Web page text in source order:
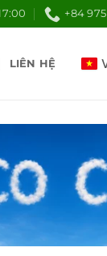
+84
LIÊN HỆ